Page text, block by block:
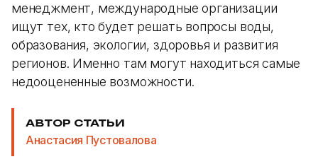
менеджмент, международные организации
ищут тех, кто будет решать вопросы воды,
образования, экологии, здоровья и развития
регионов. Именно там могут находиться самые
недооцененные возможности.
АВТОР СТАТЬИ
Анастасия Пустовалова